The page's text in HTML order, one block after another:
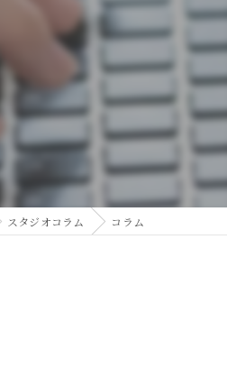
スタジオコラム コラム